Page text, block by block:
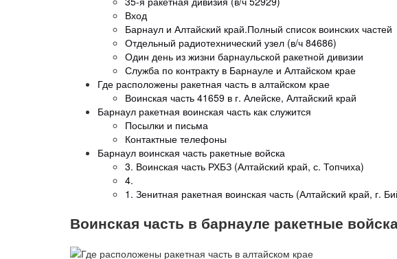
Вход
Барнаул и Алтайский край.Полный список воинских частей
Отдельный радиотехнический узел (в/ч 84686)
Один день из жизни барнаульской ракетной дивизии
Служба по контракту в Барнауле и Алтайском крае
Где расположены ракетная часть в алтайском крае
Воинская часть 41659 в г. Алейске, Алтайский край
Барнаул ракетная воинская часть как служится
Посылки и письма
Контактные телефоны
Барнаул воинская часть ракетные войска
3. Воинская часть РХБЗ (Алтайский край, с. Топчиха)
4.
1. Зенитная ракетная воинская часть (Алтайский край, г.
Воинская часть в барнауле ракетные